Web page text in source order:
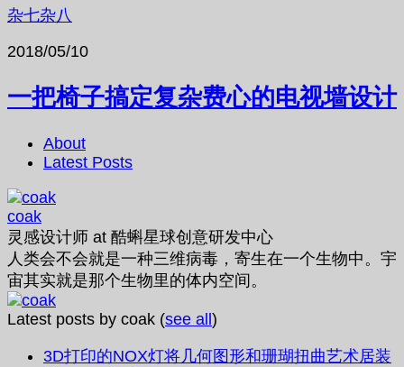
杂七杂八
2018/05/10
一把椅子搞定复杂费心的电视墙设计
About
Latest Posts
coak
灵感设计师 at 酷蝌星球创意研发中心
人类会不会就是一种三维病毒，寄生在一个生物中。宇
宙其实就是那个生物里的体内空间。
Latest posts by coak (see all)
3D打印的NOX灯将几何图形和珊瑚扭曲艺术居装